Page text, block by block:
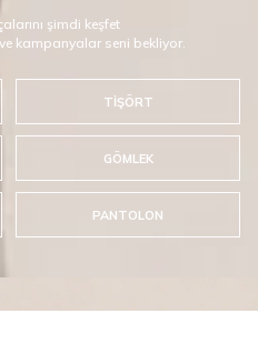
şimdi keşfet
kampanyalar seni bekliyor.
TİŞÖRT
GÖMLEK
PANTOLON